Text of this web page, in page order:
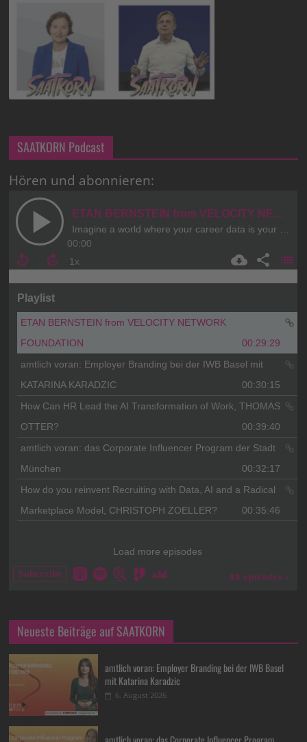
SAATKORN Podcast
Hören und abonnieren:
Neueste Beiträge auf SAATKORN
amtlich voran: Employer Branding bei der IWB Basel
mit Katarina Karadzic
6. August 2026